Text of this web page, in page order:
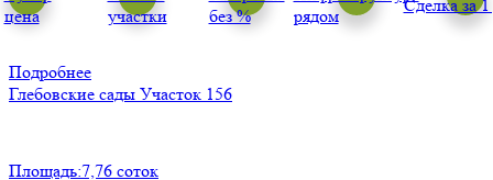
Подробнее
Глебовские сады Участок 156
Площадь:7,76 соток